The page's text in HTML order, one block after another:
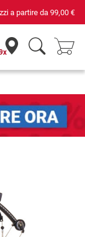
a partire da 99,00 €